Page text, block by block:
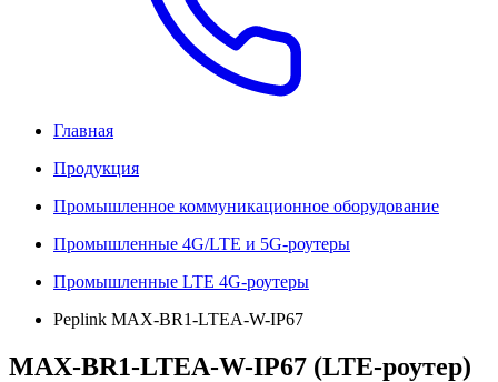
Главная
Продукция
Промышленное коммуникационное оборудование
Промышленные 4G/LTE и 5G-роутеры
Промышленные LTE 4G-роутеры
Peplink MAX-BR1-LTEA-W-IP67
MAX-BR1-LTEA-W-IP67 (LTE-роутер)